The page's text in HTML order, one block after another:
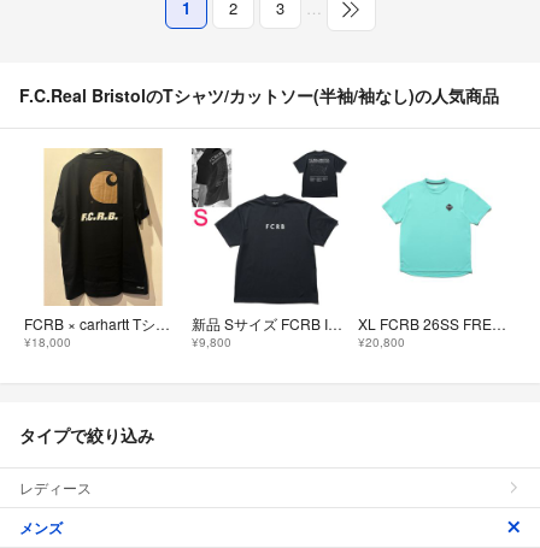
1 2 3 …
F.C.Real BristolのTシャツ/カットソー(半袖/袖なし)の人気商品
FCRB × carhartt Tシャツ XXL 新品
¥18,000
新品 Sサイズ FCRB INTERSTATE STADIUM TOUR S/S TEE 半袖 Tシャツ黒25SSブリストル
¥9,800
XL FCRB 26SS FREEZE TECH S/S TOP ターコイズ
¥20,800
タイプで絞り込み
レディース
メンズ